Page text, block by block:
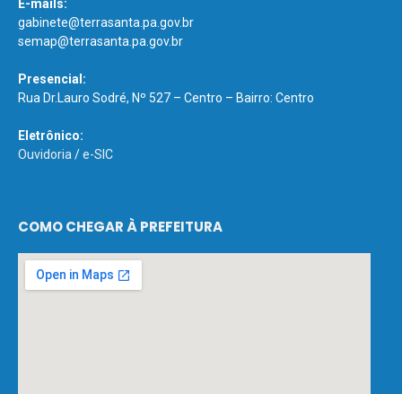
E-mails:
gabinete@terrasanta.pa.gov.br
semap@terrasanta.pa.gov.br
Presencial:
Rua Dr.Lauro Sodré, Nº 527 – Centro – Bairro: Centro
Eletrônico:
Ouvidoria /e-SIC
COMO CHEGAR À PREFEITURA